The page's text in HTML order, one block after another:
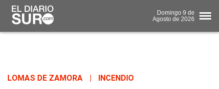
Domingo 9 de
Agosto de 2026
LOMAS DE ZAMORA INCENDIO